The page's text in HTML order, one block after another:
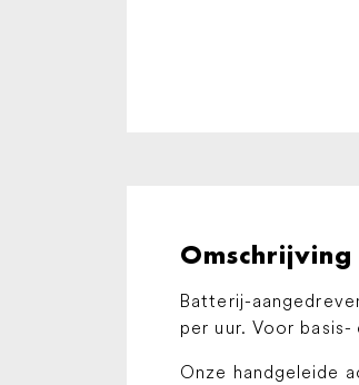
Omschrijving
Batterij-
per uur. Voor
Onze handgeleide